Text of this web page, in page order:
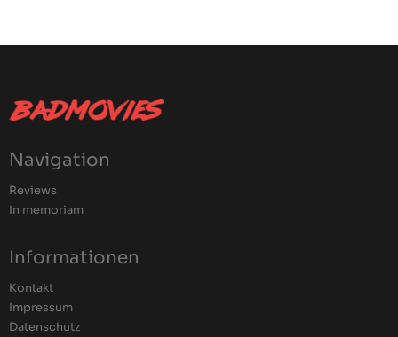
Navigation
Reviews
In memoriam
Informationen
Kontakt
Impressum
Datenschutz